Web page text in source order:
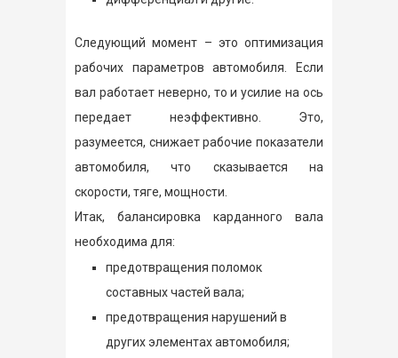
Следующий момент – это оптимизация
рабочих параметров автомобиля. Если
вал работает неверно, то и усилие на ось
передает неэффективно. Это,
разумеется, снижает рабочие показатели
автомобиля, что сказывается на
скорости, тяге, мощности.
Итак, балансировка карданного вала
необходима для:
предотвращения поломок
составных частей вала;
предотвращения нарушений в
других элементах автомобиля;